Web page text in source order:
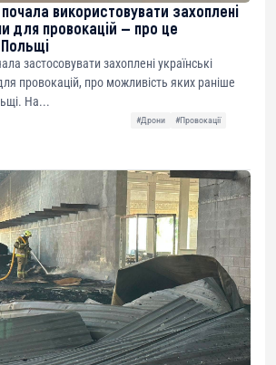
почала використовувати захоплені
для провокацій — про це
застосовувати захоплені українські
провокацій, про можливість яких раніше
На...
#Дрони
#Провокації